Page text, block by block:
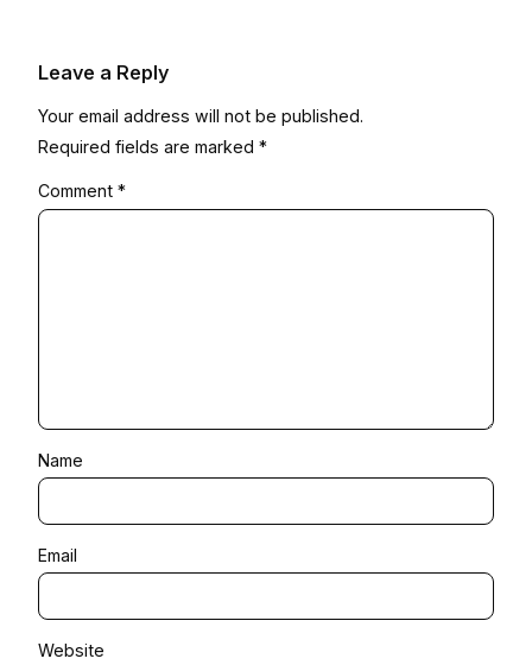
Leave a Reply
Your email address will not be published.
Required fields are marked *
Comment *
Name
Email
Website